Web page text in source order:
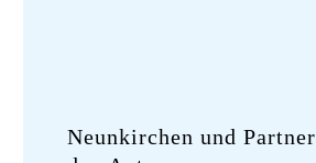
Neunkirchen und Partner